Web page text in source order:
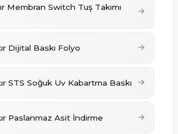
Membran Switch Tuş Takımı
Dijital Baskı Folyo
STS Soğuk Uv Kabartma Baskı
Paslanmaz Asit İndirme